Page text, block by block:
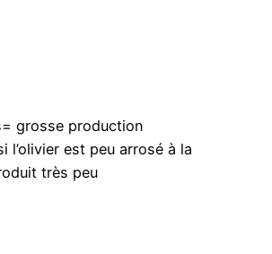
grosse production
l’olivier est peu arrosé à la
très peu